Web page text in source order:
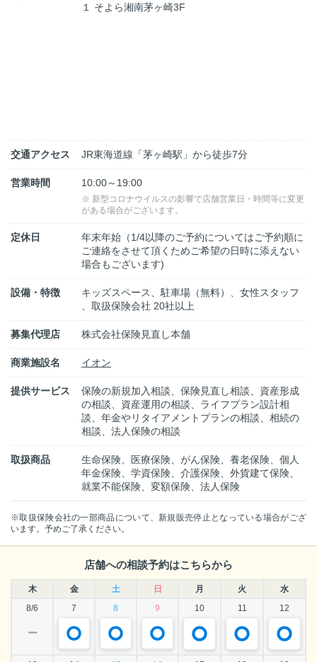
１ そよら湘南茅ヶ崎3F
交通アクセス JR東海道線「茅ヶ崎駅」から徒歩7分
営業時間 10:00～19:00
※ 新型コロナウイルスの影響で店舗営業日・時間等に変更
がある場合がございます。
定休日
年末年始（1/4以降のご予約についてはご予約順に
ご連絡をさせて頂くためご希望の日時に添えない
場合もございます)
設備・特徴
キッズスペース、駐車場（無料）、女性スタッフ
、取扱保険会社 20社以上
募集代理店 株式会社保険見直し本舗
商業施設名 イオン
提供サービス
保険の新規加入相談、保険見直し相談、資産形成
の相談、資産運用の相談、ライフプラン設計相
談、年金やリタイアメントプランの相談、相続の
相談、法人保険の相談
取扱商品
生命保険、医療保険、がん保険、養老保険、個人
年金保険、学資保険、介護保険、外貨建て保険、
就業不能保険、変額保険、法人保険
※取扱保険会社の一部商品について、新規販売停止となっている場合がござ
います。予めご了承ください。
店舗への相談予約はこちらから
木 金 土 日 月 火
水
8/6
7 8 9 10 11 12
ー